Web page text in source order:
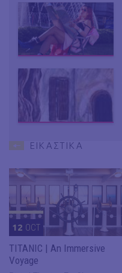
ΕΙΚΑΣΤΙΚΑ
12 OCT
TITANIC | An Immersive
Voyage